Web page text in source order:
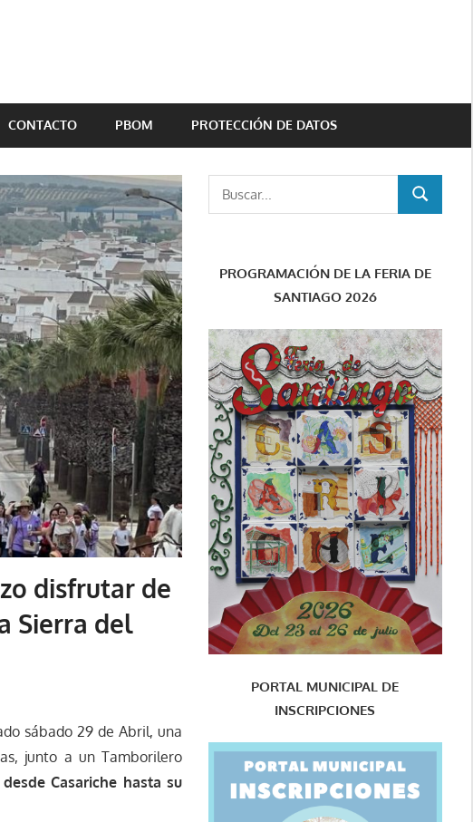
CONTACTO PBOM PROTECCIÓN DE DATOS
disfrutar de
Sierra del
sábado 29 de Abril, una
junto a un Tamborilero
Casariche hasta su
BUSCAR
PROGRAMACIÓN DE LA FERIA DE
SANTIAGO 2026
PORTAL MUNICIPAL DE
INSCRIPCIONES